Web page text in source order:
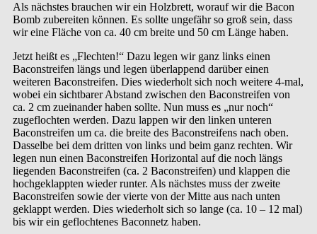
Als nächstes brauchen wir ein Holzbrett, worauf wir die Bacon
Bomb zubereiten können. Es sollte ungefähr so groß sein, dass
wir eine Fläche von ca. 40 cm breite und 50 cm Länge haben.
Jetzt heißt es „Flechten!“ Dazu legen wir ganz links einen
Baconstreifen längs und legen überlappend darüber einen
weiteren Baconstreifen. Dies wiederholt sich noch weitere 4-mal,
wobei ein sichtbarer Abstand zwischen den Baconstreifen von
ca. 2 cm zueinander haben sollte. Nun muss es „nur noch“
zugeflochten werden. Dazu lappen wir den linken unteren
Baconstreifen um ca. die breite des Baconstreifens nach oben.
Dasselbe bei dem dritten von links und beim ganz rechten. Wir
legen nun einen Baconstreifen Horizontal auf die noch längs
liegenden Baconstreifen (ca. 2 Baconstreifen) und klappen die
hochgeklappten wieder runter. Als nächstes muss der zweite
Baconstreifen sowie der vierte von der Mitte aus nach unten
geklappt werden. Dies wiederholt sich so lange (ca. 10 – 12 mal)
bis wir ein geflochtenes Baconnetz haben.